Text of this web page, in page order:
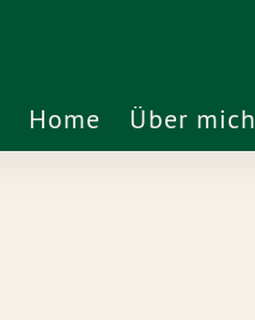
Home Über mich